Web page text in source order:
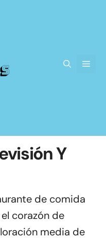
Y
de comida
corazón de
media de